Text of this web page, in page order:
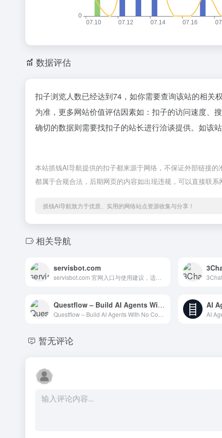
数据评估
扣子浏览人数已经达到74，如你需要查询该站的相关
为准，更多网站价值评估因素如：扣子的访问速度、
确切的数据则需要找扣子的站长进行洽谈提供。如该
本站抓钱AI导航提供的扣子都来源于网络，不保证外部链接
都属于合规合法，后期网页的内容如出现违规，可以直接联系
抓钱AI导航致力于优质、实用的网络站点资源收集与分享！
相关导航
servisbot.com
Questflow – Build AI Agents With No Code AI
暂无评论